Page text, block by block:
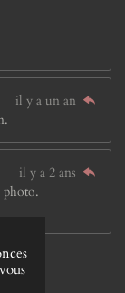
il y a un an
il y a 2 ans
photo.